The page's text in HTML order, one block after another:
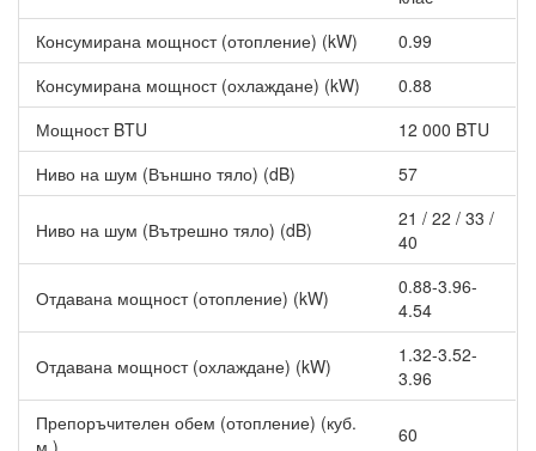
Тиха функция
Тази функция намалява скоростта на вентилатора,
осигурявайки тиха работа и мирна атмосфера.
Нощен режим
Активирането на нощния режим променя температурата с 1°C
в първите два часа, след което я поддържа стабилна,
осигурявайки комфорт през нощта.
Тази енергоспестяваща функция използва иновативна
технология, за да намали енергопотреблението на уреда с
60% за 8 часа непрекъсната работа.
Автопочистване
Този процес поддържа вътрешността на климатика чиста, като
ефективно отстранява влагата и предотвратява образуването
на бактерии.
Ъглово регулиране на жалузите
Консумирана мощност (отопление) (kW)
0.99
Консумирана мощност (охлаждане) (kW)
0.88
Мощност BTU
12 000 BTU
Ниво на шум (Външно тяло) (dB)
57
Ниво на шум (Вътрешно тяло) (dB)
21 / 22 / 33 /
40
Отдавана мощност (отопление) (kW)
0.88-3.96-
4.54
Отдавана мощност (охлаждане) (kW)
1.32-3.52-
3.96
Препоръчителен обем (отопление) (куб.
м.)
60